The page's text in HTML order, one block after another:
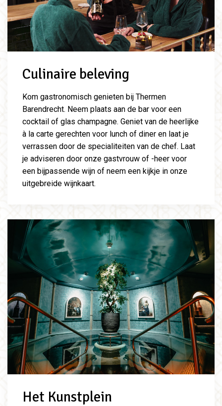
Culinaire beleving
Kom gastronomisch genieten bij Thermen
Barendrecht. Neem plaats aan de bar voor een
cocktail of glas champagne. Geniet van de heerlijke
à la carte gerechten voor lunch of diner en laat je
verrassen door de specialiteiten van de chef. Laat
je adviseren door onze gastvrouw of -heer voor
een bijpassende wijn of neem een kijkje in onze
uitgebreide wijnkaart.
Het Kunstplein